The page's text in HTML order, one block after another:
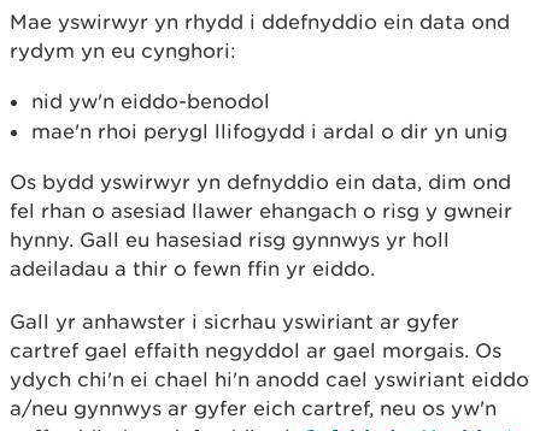
Mae yswirwyr yn rhydd i ddefnyddio ein data ond
rydym yn eu cynghori:
nid yw'n eiddo-benodol
mae'n rhoi perygl llifogydd i ardal o dir yn unig
Os bydd yswirwyr yn defnyddio ein data, dim ond
fel rhan o asesiad llawer ehangach o risg y gwneir
hynny. Gall eu hasesiad risg gynnwys yr holl
adeiladau a thir o fewn ffin yr eiddo.
Gall yr anhawster i sicrhau yswiriant ar gyfer
cartref gael effaith negyddol ar gael morgais. Os
ydych chi'n ei chael hi'n anodd cael yswiriant eiddo
a/neu gynnwys ar gyfer eich cartref, neu os yw'n